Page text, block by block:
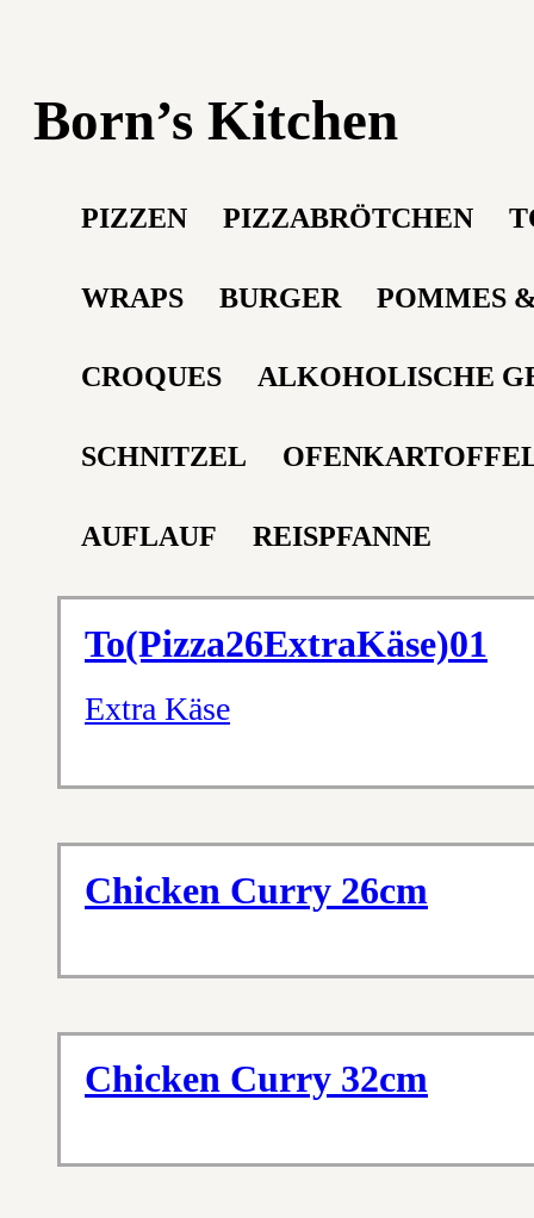
Born’s Kitchen
PIZZEN PIZZABRÖTCHEN
WRAPS BURGER POMMES
CROQUES ALKOHOLISCHE
SCHNITZEL
AUFLAUF REISPFANNE
To(Pizza26ExtraKäse)01
Extra Käse
Chicken Curry 26cm
Chicken Curry 32cm